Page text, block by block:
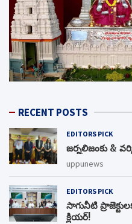
RECENT POSTS
EDITORS PICK
జర్నలిజంకు &
uppunews
EDITORS PICK
సాగునీటి
క్లియర్!